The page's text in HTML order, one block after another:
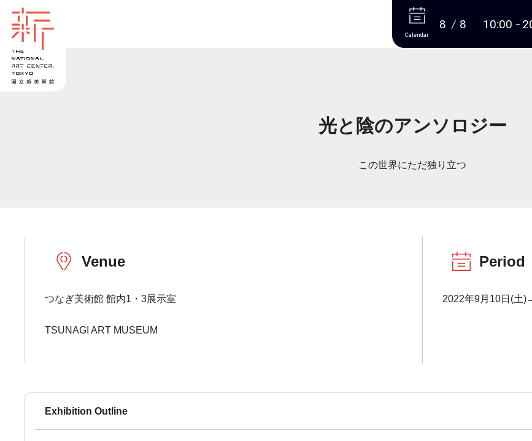
More
Calendar
8 8 10:00
光と陰のアンソロジー
この世界にただ独り立つ
Venue
つなぎ美術館 館内1・3展示室
TSUNAGI ART MUSEUM
Period
2022年9月10日(土
Exhibition Outline